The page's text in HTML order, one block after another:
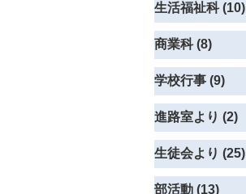
生活福祉科 (10)
商業科 (8)
学校行事 (9)
進路室より (2)
生徒会より (25)
部活動 (13)